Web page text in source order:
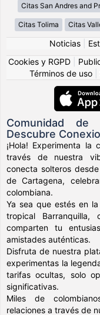
Citas San Andres and
Citas Tolima Citas
Noticias
Cookies y RGPD
Términos de uso
Comunidad de
Descubre
¡Hola! Experimenta la
través de nuestra
conecta solteros
de Cartagena,
colombiana.
Ya sea que estés en
tropical Barranquilla,
comparten tu
amistades auténticas.
Disfruta de nuestra
experimentas la
tarifas ocultas, solo
significativas.
Miles de
relaciones a través de